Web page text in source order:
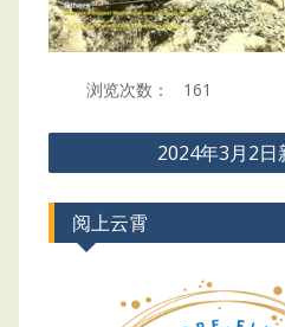
浏览次数： 161
Post
navigation
2024年3月2日
阅上云霄